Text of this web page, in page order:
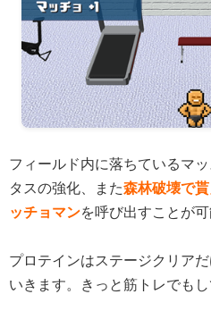
フィールド内に落ちているマ
タスの強化、また森林破壊で
ッチョマンを呼び出すことが可
プロテインはステージクリア
いきます。きっと筋トレでもし